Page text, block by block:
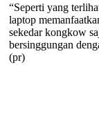
“Seperti yang
laptop
sekedar kongkow
bersinggungan
(pr)